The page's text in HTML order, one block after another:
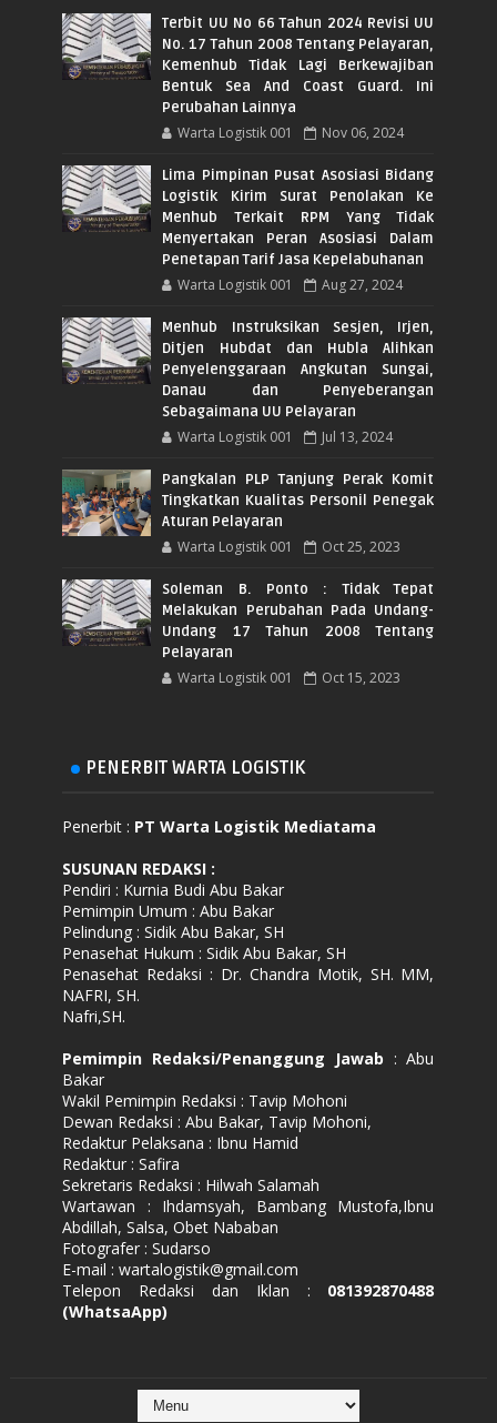
Terbit UU No 66 Tahun 2024 Revisi UU
No. 17 Tahun 2008 Tentang Pelayaran,
Kemenhub Tidak Lagi Berkewajiban
Bentuk Sea And Coast Guard. Ini
Perubahan Lainnya
Warta Logistik 001 Nov 06, 2024
Lima Pimpinan Pusat Asosiasi Bidang
Logistik Kirim Surat Penolakan Ke
Menhub Terkait RPM Yang Tidak
Menyertakan Peran Asosiasi Dalam
Penetapan Tarif Jasa Kepelabuhanan
Warta Logistik 001 Aug 27, 2024
Menhub Instruksikan Sesjen, Irjen,
Ditjen Hubdat dan Hubla Alihkan
Penyelenggaraan Angkutan Sungai,
Danau dan Penyeberangan
Sebagaimana UU Pelayaran
Warta Logistik 001 Jul 13, 2024
Pangkalan PLP Tanjung Perak Komit
Tingkatkan Kualitas Personil Penegak
Aturan Pelayaran
Warta Logistik 001 Oct 25, 2023
Soleman B. Ponto : Tidak Tepat
Melakukan Perubahan Pada Undang-
Undang 17 Tahun 2008 Tentang
Pelayaran
Warta Logistik 001 Oct 15, 2023
PENERBIT WARTA LOGISTIK
Penerbit : PT Warta Logistik Mediatama
SUSUNAN REDAKSI :
Pendiri : Kurnia Budi Abu Bakar
Pemimpin Umum : Abu Bakar
Pelindung : Sidik Abu Bakar, SH
Penasehat Hukum : Sidik Abu Bakar, SH
Penasehat Redaksi : Dr. Chandra Motik, SH. MM,
NAFRI, SH.
Nafri,SH.
Pemimpin Redaksi/Penanggung Jawab : Abu
Bakar
Wakil Pemimpin Redaksi : Tavip Mohoni
Dewan Redaksi : Abu Bakar, Tavip Mohoni,
Redaktur Pelaksana : Ibnu Hamid
Redaktur : Safira
Sekretaris Redaksi : Hilwah Salamah
Wartawan : Ihdamsyah, Bambang Mustofa,Ibnu
Abdillah, Salsa, Obet Nababan
Fotografer : Sudarso
E-mail : wartalogistik@gmail.com
Telepon Redaksi dan Iklan : 081392870488
(WhatsaApp)